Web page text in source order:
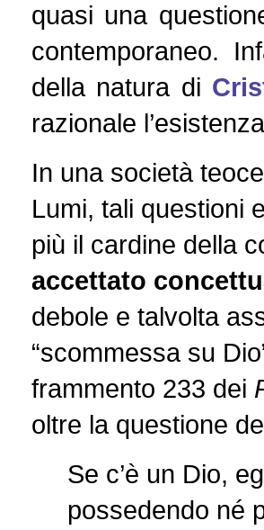
quasi una
contemporaneo.
della natura di
razionale
In una società
Lumi, tali questioni
più il cardine della
accettato
debole e talvolta
“scommessa su
frammento 233 dei
oltre la questione
Se c’è un Dio,
possedendo né